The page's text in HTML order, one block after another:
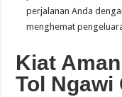
perjalanan Anda
menghemat
Kiat
Tol Ngawi